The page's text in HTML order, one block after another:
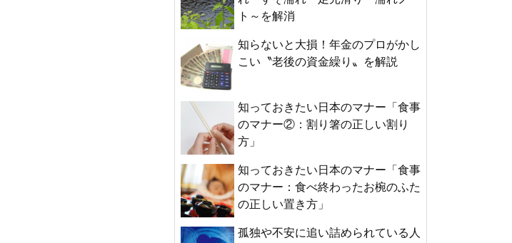
ト～を解消
知らないと大損！年金のプロがかし
こい〝老後の資金繰り〟を解説
知っておきたい日本のマナー「食事
のマナー②：割り箸の正しい割り
方」
知っておきたい日本のマナー「食事
のマナー：食べ終わったお椀のふた
の正しい置き方」
孤独や不安に追い詰められている人